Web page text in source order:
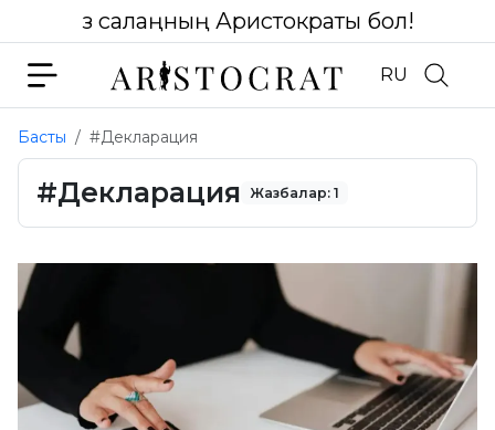
Өз салаңның Аристократы бол!
RU
Басты #Декларация
#Декларация Жазбалар: 1